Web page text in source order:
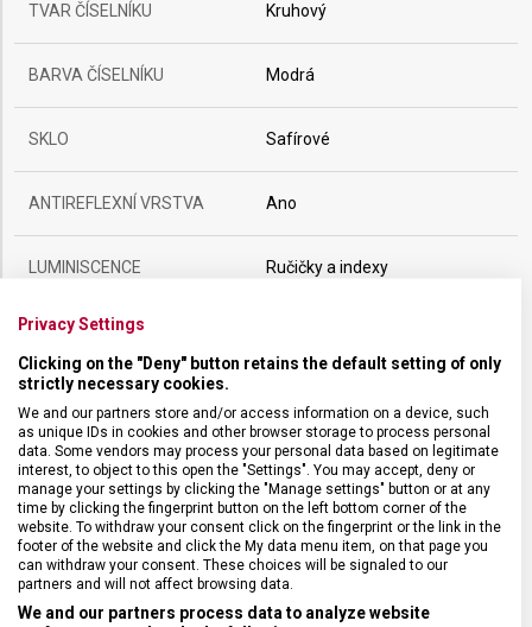
TVAR ČÍSELNÍKU Kruhový
BARVA ČÍSELNÍKU Modrá
SKLO Safírové
ANTIREFLEXNÍ VRSTVA Ano
LUMINISCENCE Ručičky a indexy
POUZDRO
VODOTĚSNOST
POHON Bateriový
HMOTNOST 90 g
FUNKCE datum
Privacy Settings
Clicking on the "Deny" button retains the default setting of only
strictly necessary cookies.
We and our partners store and/or access information on a device, such
as unique IDs in cookies and other browser storage to process personal
data. Some vendors may process your personal data based on legitimate
interest, to object to this open the "Settings". You may accept, deny or
manage your settings by clicking the "Manage settings" button or at any
time by clicking the fingerprint button on the left bottom corner of the
website. To withdraw your consent click on the fingerprint or the link in the
footer of the website and click the My data menu item, on that page you
can withdraw your consent. These choices will be signaled to our
partners and will not affect browsing data.
We and our partners process data to analyze website